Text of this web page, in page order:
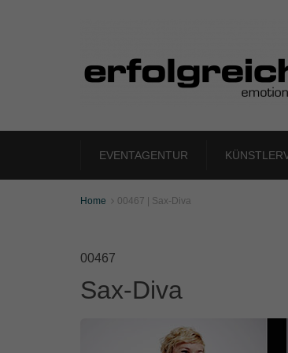
EVENTAGENTUR
Home  00467 | Sax-Diva
00467
Sax-Diva